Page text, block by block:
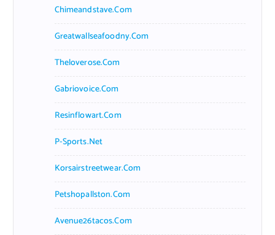
Chimeandstave.com
Greatwallseafoodny.com
Theloverose.com
Gabriovoice.com
Resinflowart.com
P-Sports.net
Korsairstreetwear.com
Petshopallston.com
Avenue26tacos.com